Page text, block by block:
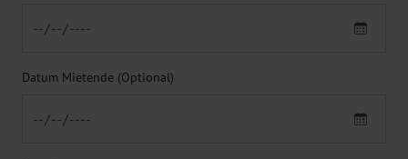
Datum Mietende (Optional)